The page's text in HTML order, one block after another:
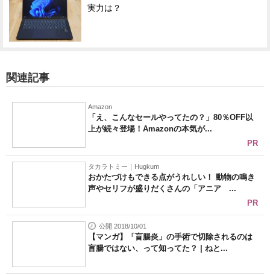
実力は？
関連記事
Amazon
「え、こんなセールやってたの？」80％OFF以
上が続々登場！Amazonの本気が...
PR
タカラトミー｜Hugkum
おかたづけもできる点がうれしい！ 動物の鳴き
声やセリフが盛りだくさんの「アニア ...
PR
公開 2018/10/01
【マンガ】「盲腸炎」の手術で切除されるのは
盲腸ではない、って知ってた？ | ねと...